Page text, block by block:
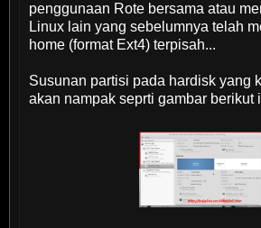
penggunaan Rote bersama atau
Linux lain yang sebelumnya telah
home (format Ext4) terpisah...
Susunan partisi pada hardisk yang
akan nampak seprti gambar berikut